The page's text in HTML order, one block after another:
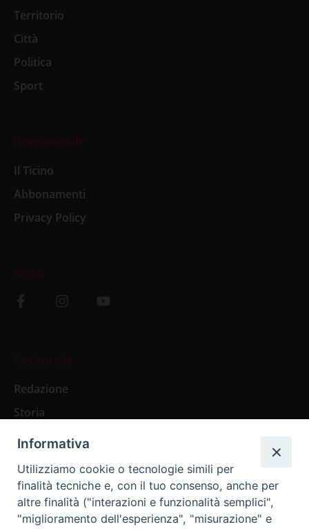
Territorio
Città
Politica
Sport
Il settimanale
Il Ticino
Abbonamenti
Privacy Policy
Social
L’editoriale
Redazione
Storia
Abbonamenti
Abbonamento Annuale Digitale
Abbonamento Annuale Cartaceo
Informativa
Utilizziamo cookie o tecnologie simili per
finalità tecniche e, con il tuo consenso, anche per
altre finalità ("interazioni e funzionalità semplici",
"miglioramento dell'esperienza", "misurazione" e